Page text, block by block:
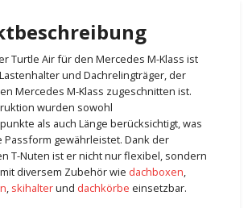
Turtle Air für den Mercedes M-Klass ist
und Dachrelingträger, der
Mercedes M-Klass zugeschnitten ist.
wurden sowohl
als auch Länge berücksichtigt, was
gewährleistet. Dank der
T-Nuten ist er nicht nur flexibel, sondern
diversem Zubehör wie dachboxen,
, skihalterund dachkörbe einsetzbar.